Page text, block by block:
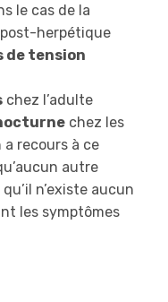
le cas de la
herpétique
de tension
chez l’adulte
chez les
recours à ce
autre
n’existe aucun
les symptômes